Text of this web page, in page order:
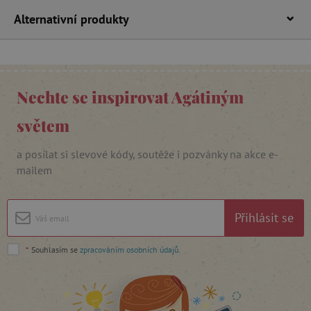
Alternativní produkty
Nechte se inspirovat Agátiným
světem
a posílat si slevové kódy, soutěže i pozvánky na akce e-
mailem
Přihlásit se
* Souhlasím se zpracováním osobních údajů.
CookieScript